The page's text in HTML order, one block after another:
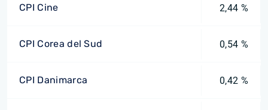
CPI Cine 2,44 %
CPI Corea del Sud 0,54 %
CPI Danimarca 0,42 %